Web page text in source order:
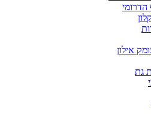
הדרומי
אילון
גת